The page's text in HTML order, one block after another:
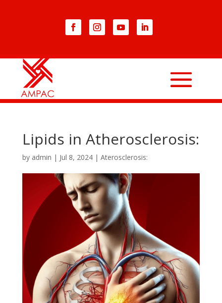
Lipids in Atherosclerosis:
by admin | Jul 8, 2024| Aterosclerosis: